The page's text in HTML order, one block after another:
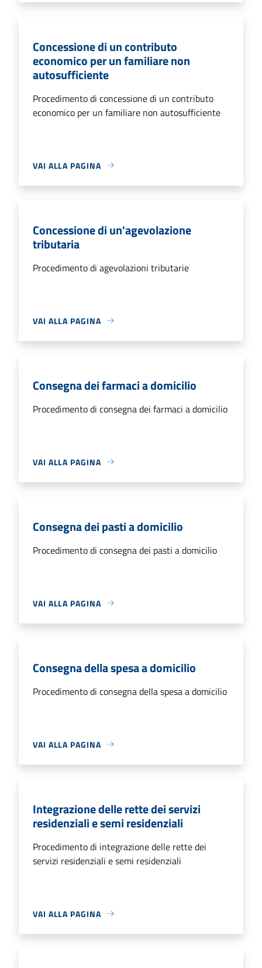
Concessione di un contributo
economico per un familiare non
autosufficiente
Procedimento di concessione di un contributo
economico per un familiare non autosufficiente
VAI ALLA PAGINA
Concessione di un'agevolazione
tributaria
Procedimento di agevolazioni tributarie
VAI ALLA PAGINA
Consegna dei farmaci a domicilio
Procedimento di consegna dei farmaci a domicilio
VAI ALLA PAGINA
Consegna dei pasti a domicilio
Procedimento di consegna dei pasti a domicilio
VAI ALLA PAGINA
Consegna della spesa a domicilio
Procedimento di consegna della spesa a domicilio
VAI ALLA PAGINA
Integrazione delle rette dei servizi
residenziali e semi residenziali
Procedimento di integrazione delle rette dei
servizi residenziali e semi residenziali
VAI ALLA PAGINA